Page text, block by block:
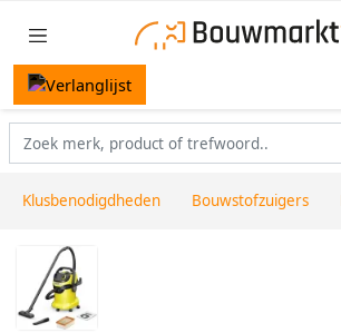
Klusbenodigdheden Bouwstofzuigers